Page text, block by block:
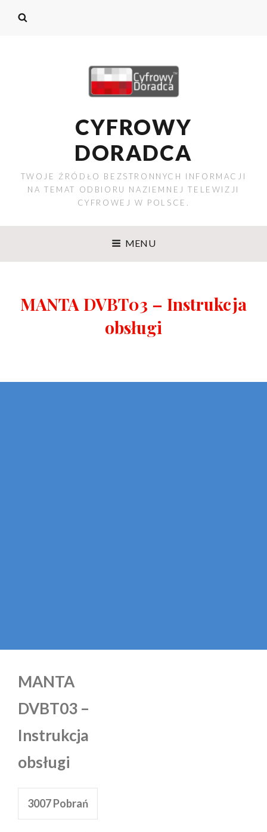
CYFROWY
DORADCA
TWOJE ŹRÓDŁO BEZSTRONNYCH INFORMACJI
NA TEMAT ODBIORU NAZIEMNEJ TELEWIZJI
CYFROWEJ W POLSCE.
MENU
MANTA DVBT03 – Instrukcja
obsługi
MANTA
DVBT03 –
Instrukcja
obsługi
3007Pobrań